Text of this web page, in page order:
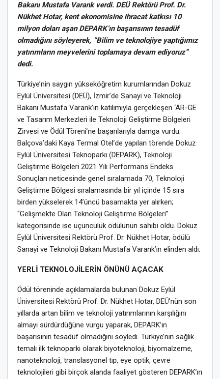
Bakanı Mustafa Varank verdi. DEÜ Rektörü Prof. Dr.
Nükhet Hotar, kent ekonomisine ihracat katkısı 10
milyon doları aşan DEPARK’ın başarısının tesadüf
olmadığını söyleyerek, “Bilim ve teknolojiye yaptığımız
yatırımların meyvelerini toplamaya devam ediyoruz”
dedi.
Türkiye’nin saygın yükseköğretim kurumlarından Dokuz
Eylül Üniversitesi (DEÜ), İzmir’de Sanayi ve Teknoloji
Bakanı Mustafa Varank’ın katılımıyla gerçekleşen ‘AR-GE
ve Tasarım Merkezleri ile Teknoloji Geliştirme Bölgeleri
Zirvesi ve Ödül Töreni’ne başarılarıyla damga vurdu.
Balçova’daki Kaya Termal Otel’de yapılan törende Dokuz
Eylül Üniversitesi Teknoparkı (DEPARK), Teknoloji
Geliştirme Bölgeleri 2021 Yılı Performans Endeks
Sonuçları neticesinde genel sıralamada 70, Teknoloji
Geliştirme Bölgesi sıralamasında bir yıl içinde 15 sıra
birden yükselerek 14’üncü basamakta yer alırken;
“Gelişmekte Olan Teknoloji Geliştirme Bölgeleri”
kategorisinde ise üçüncülük ödülünün sahibi oldu. Dokuz
Eylül Üniversitesi Rektörü Prof. Dr. Nükhet Hotar, ödülü
Sanayi ve Teknoloji Bakanı Mustafa Varank’ın elinden aldı.
YERLİ TEKNOLOJİLERİN ÖNÜNÜ AÇACAK
Ödül töreninde açıklamalarda bulunan Dokuz Eylül
Üniversitesi Rektörü Prof. Dr. Nükhet Hotar, DEÜ’nün son
yıllarda artan bilim ve teknoloji yatırımlarının karşılığını
almayı sürdürdüğüne vurgu yaparak, DEPARK’ın
başarısının tesadüf olmadığını söyledi. Türkiye’nin sağlık
temalı ilk teknoparkı olarak biyoteknoloji, biyomalzeme,
nanoteknoloji, translasyonel tıp, eye optik, çevre
teknolojileri gibi birçok alanda faaliyet gösteren DEPARK’ın